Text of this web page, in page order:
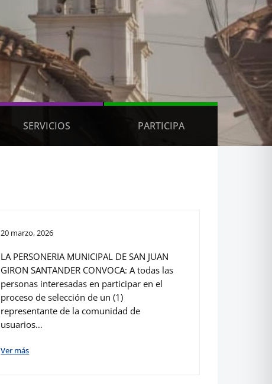
SERVICIOS PARTICIPA
20 marzo, 2026
LA PERSONERIA MUNICIPAL DE SAN JUAN
GIRON SANTANDER CONVOCA: A todas las
personas interesadas en participar en el
proceso de selección de un (1)
representante de la comunidad de
usuarios…
Ver más